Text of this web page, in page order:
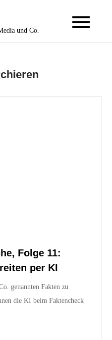
und Co.
Folge 11:
per KI
genannten Fakten zu
die KI beim Faktencheck